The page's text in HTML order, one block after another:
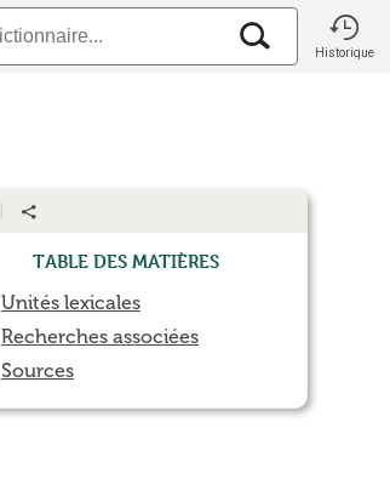
Historique
Table des matières
Unités lexicales
Recherches associées
Sources